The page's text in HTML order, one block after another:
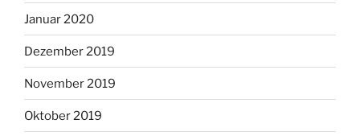
Januar 2020
Dezember 2019
November 2019
Oktober 2019